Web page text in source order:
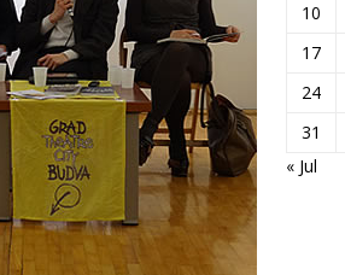
10
17
24
31
« Jul